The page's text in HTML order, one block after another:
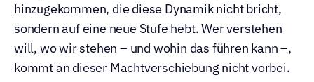
hinzugekommen, die diese Dynamik nicht bricht,
sondern auf eine neue Stufe hebt. Wer verstehen
will, wo wir stehen – und wohin das führen kann –,
kommt an dieser Machtverschiebung nicht vorbei.